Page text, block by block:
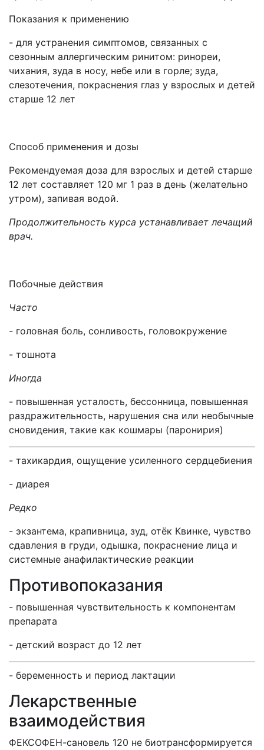
Показания к применению
- для устранения симптомов, связанных с
сезонным аллергическим ринитом: ринореи,
чихания, зуда в носу, небе или в горле; зуда,
слезотечения, покраснения глаз у взрослых и детей
старше 12 лет
Способ применения и дозы
Рекомендуемая доза для взрослых и детей старше
12 лет составляет 120 мг 1 раз в день (желательно
утром), запивая водой.
Продолжительность курса устанавливает лечащий
врач.
Побочные действия
Часто
- головная боль, сонливость, головокружение
- тошнота
Иногда
- повышенная усталость, бессонница, повышенная
раздражительность, нарушения сна или необычные
сновидения, такие как кошмары (паронирия)
- тахикардия, ощущение усиленного сердцебиения
- диарея
Pедко
- экзантема, крапивница, зуд, отёк Квинке, чувство
сдавления в груди, одышка, покраснение лица и
системные анафилактические реакции
Противопоказания
- повышенная чувствительность к компонентам
препарата
- детский возраст до 12 лет
- беременность и период лактации
Лекарственные
взаимодействия
ФЕКСОФЕН-сановель 120 не биотрансформируется